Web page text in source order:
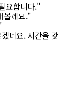
요합니다."
볼께요."
네요. 시간을 갖